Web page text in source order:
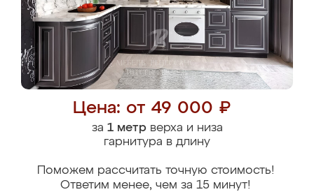
Цена: от 49 000 ₽
за 1 метрверха и низа
гарнитура в длину
Поможем рассчитать точную стоимость!
Ответим менее, чем за 15 минут!